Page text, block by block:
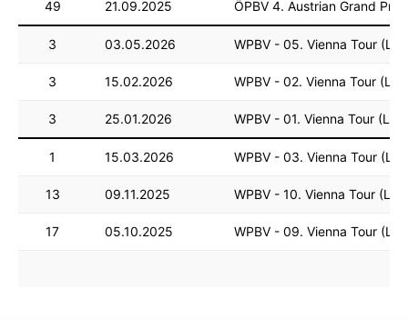
49 21.09.2025 ÖPBV 4. Austrian Grand Prix
3 03.05.2026 WPBV - 05. Vienna Tour (LM)
3 15.02.2026 WPBV - 02. Vienna Tour (LM)
3 25.01.2026 WPBV - 01. Vienna Tour (LM)
1 15.03.2026 WPBV - 03. Vienna Tour
13 09.11.2025 WPBV - 10. Vienna Tour
17 05.10.2025 WPBV - 09. Vienna Tour